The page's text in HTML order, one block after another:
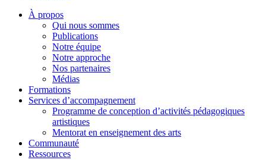
À propos
Qui nous sommes
Publications
Notre équipe
Notre approche
Nos partenaires
Médias
Formations
Services d’accompagnement
Programme de conception d’activités pédagogiques
artistiques
Mentorat en enseignement des arts
Communauté
Ressources